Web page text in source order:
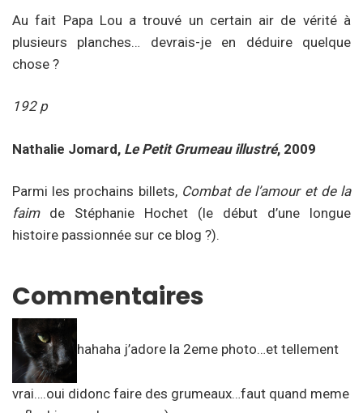
Au fait Papa Lou a trouvé un certain air de vérité à
plusieurs planches… devrais-je en déduire quelque
chose ?
192 p
Nathalie Jomard, Le Petit Grumeau illustré, 2009
Parmi les prochains billets, Combat de l’amour et de la
faimde Stéphanie Hochet (le début d’une longue
histoire passionnée sur ce blog ?).
Commentaires
hahaha j’adore la 2eme photo…et tellement
vrai….oui didonc faire des grumeaux…faut quand meme